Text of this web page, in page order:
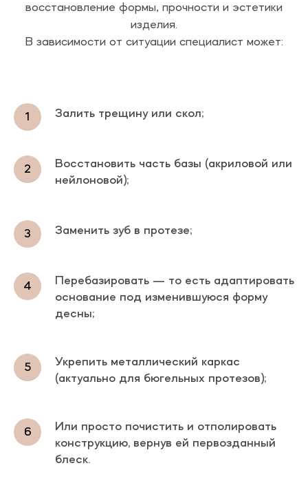
восстановление формы, прочности и эстетики
изделия.
В зависимости от ситуации специалист может:
Залить трещину или скол;
Восстановить часть базы (акриловой или
нейлоновой);
Заменить зуб в протезе;
Перебазировать — то есть адаптировать
основание под изменившуюся форму
десны;
Укрепить металлический каркас
(актуально для бюгельных протезов);
Или просто почистить и отполировать
конструкцию, вернув ей первозданный
блеск.